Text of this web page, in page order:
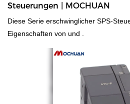
Steuerungen | MOCHUAN
Diese Serie erschwinglicher SPS-
Eigenschaften von und .